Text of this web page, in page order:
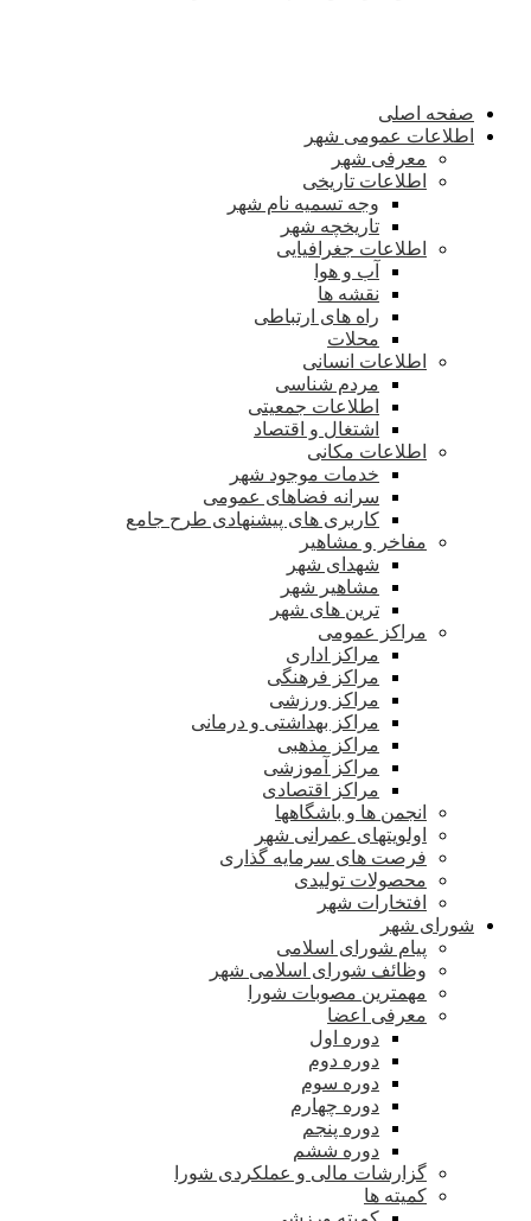
صفحه اصلی
اطلاعات عمومی شهر
معرفی شهر
اطلاعات تاریخی
وجه تسمیه نام شهر
تاریخچه شهر
اطلاعات جغرافیایی
آب و هوا
نقشه ها
راه های ارتباطی
محلات
اطلاعات انسانی
مردم شناسی
اطلاعات جمعیتی
اشتغال و اقتصاد
اطلاعات مکانی
خدمات موجود شهر
سرانه فضاهای عمومی
کاربری های پیشنهادی طرح جامع
مفاخر و مشاهیر
شهدای شهر
مشاهیر شهر
ترین های شهر
مراکز عمومی
مراکز اداری
مراکز فرهنگی
مراکز ورزشی
مراکز بهداشتی و درمانی
مراکز مذهبی
مراکز آموزشی
مراکز اقتصادی
انجمن ها و باشگاهها
اولویتهای عمرانی شهر
فرصت های سرمایه گذاری
محصولات تولیدی
افتخارات شهر
شورای شهر
پیام شورای اسلامی
وظائف شورای اسلامی شهر
مهمترین مصوبات شورا
معرفی اعضا
دوره اول
دوره دوم
دوره سوم
دوره چهارم
دوره پنجم
دوره ششم
گزارشات مالی و عملکردی شورا
کمیته ها